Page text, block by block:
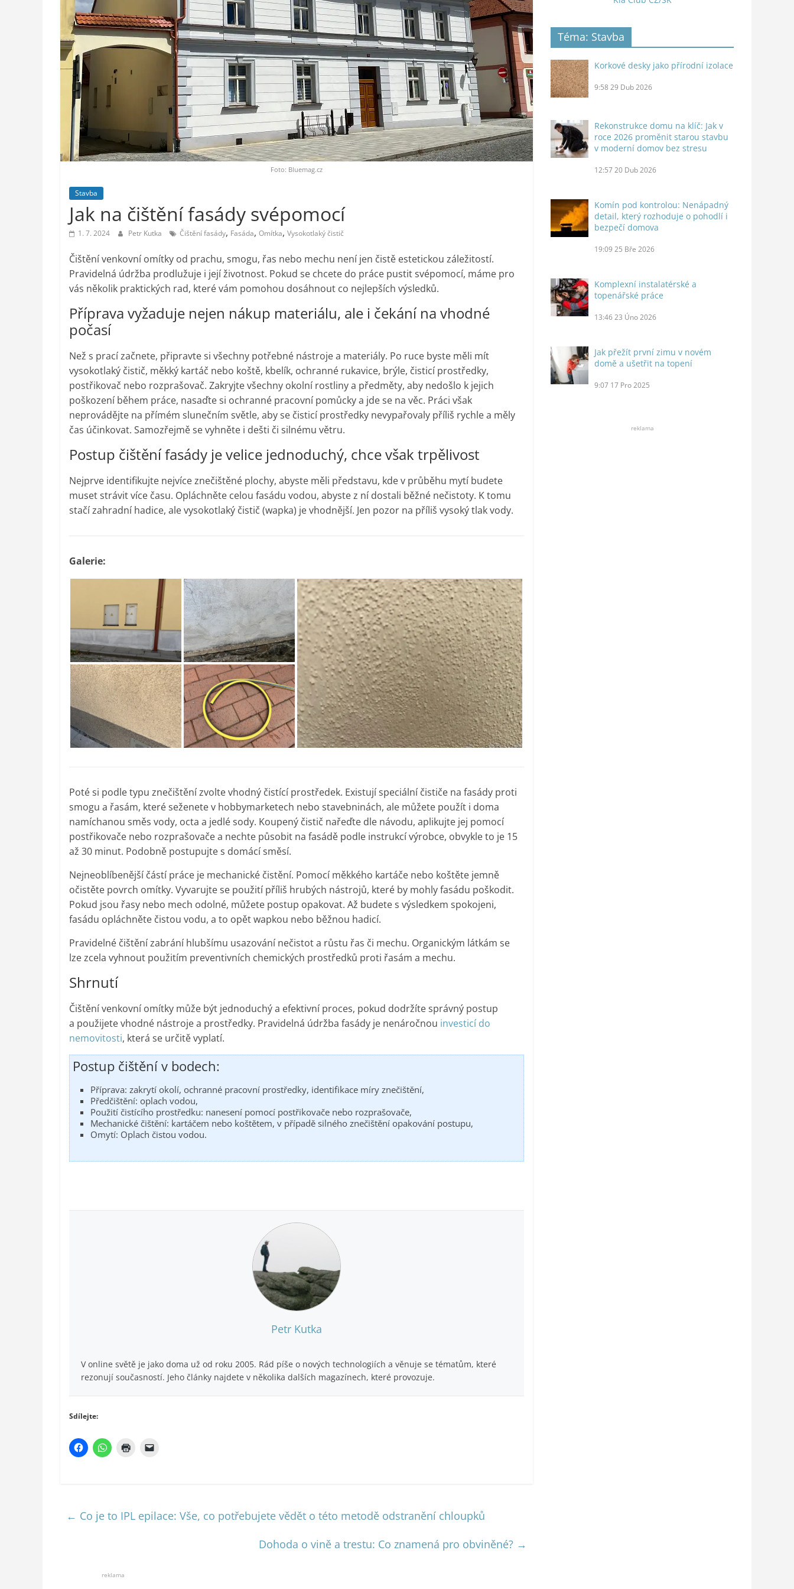
styl,
auto-
moto,
vesmír
Foto: Bluemag.cz
Stavba
Jak na čištění fasády svépomocí
1. 7. 2024 Petr Kutka Čištění fasády, Fasáda, Omítka, Vysokotlaký čistič
Čištění venkovní omítky od prachu, smogu, řas nebo mechu není jen čistě estetickou záležitostí.
Pravidelná údržba prodlužuje i její životnost. Pokud se chcete do práce pustit svépomocí, máme pro
vás několik praktických rad, které vám pomohou dosáhnout co nejlepších výsledků.
Příprava vyžaduje nejen nákup materiálu, ale i čekání na vhodné
počasí
Než s prací začnete, připravte si všechny potřebné nástroje a materiály. Po ruce byste měli mít
vysokotlaký čistič, měkký kartáč nebo koště, kbelík, ochranné rukavice, brýle, čisticí prostředky,
postřikovač nebo rozprašovač. Zakryjte všechny okolní rostliny a předměty, aby nedošlo k jejich
poškození během práce, nasaďte si ochranné pracovní pomůcky a jde se na věc. Práci však
neprovádějte na přímém slunečním světle, aby se čisticí prostředky nevypařovaly příliš rychle a měly
čas účinkovat. Samozřejmě se vyhněte i dešti či silnému větru.
Postup čištění fasády je velice jednoduchý, chce však trpělivost
Nejprve identifikujte nejvíce znečištěné plochy, abyste měli představu, kde v průběhu mytí budete
muset strávit více času. Opláchněte celou fasádu vodou, abyste z ní dostali běžné nečistoty. K tomu
stačí zahradní hadice, ale vysokotlaký čistič (wapka) je vhodnější. Jen pozor na příliš vysoký tlak vody.
Galerie:
Poté si podle typu znečištění zvolte vhodný čistící prostředek. Existují speciální čističe na fasády proti
smogu a řasám, které seženete v hobbymarketech nebo stavebninách, ale můžete použít i doma
namíchanou směs vody, octa a jedlé sody. Koupený čistič nařeďte dle návodu, aplikujte jej pomocí
postřikovače nebo rozprašovače a nechte působit na fasádě podle instrukcí výrobce, obvykle to je 15
až 30 minut. Podobně postupujte s domácí směsí.
Nejneoblíbenější částí práce je mechanické čistění. Pomocí měkkého kartáče nebo koštěte jemně
očistěte povrch omítky. Vyvarujte se použití příliš hrubých nástrojů, které by mohly fasádu poškodit.
Pokud jsou řasy nebo mech odolné, můžete postup opakovat. Až budete s výsledkem spokojeni,
fasádu opláchněte čistou vodu, a to opět wapkou nebo běžnou hadicí.
Pravidelné čištění zabrání hlubšímu usazování nečistot a růstu řas či mechu. Organickým látkám se
lze zcela vyhnout použitím preventivních chemických prostředků proti řasám a mechu.
Shrnutí
Čištění venkovní omítky může být jednoduchý a efektivní proces, pokud dodržíte správný postup
a použijete vhodné nástroje a prostředky. Pravidelná údržba fasády je nenáročnou investicí do
nemovitosti, která se určitě vyplatí.
Postup čištění v bodech:
Příprava: zakrytí okolí, ochranné pracovní prostředky, identifikace míry znečištění,
Předčištění: oplach vodou,
Použití čistícího prostředku: nanesení pomocí postřikovače nebo rozprašovače,
Mechanické čištění: kartáčem nebo koštětem, v případě silného znečištění opakování postupu,
Omytí: Oplach čistou vodou.
Petr Kutka
V online světě je jako doma už od roku 2005. Rád píše o nových technologiích a věnuje se tématům, které
rezonují současností. Jeho články najdete v několika dalších magazínech, které provozuje.
Sdílejte:
← Co je to IPL epilace: Vše, co potřebujete vědět o této metodě odstranění chloupků
Dohoda o vině a trestu: Co znamená pro obviněné? →
Téma: Stavba
Korkové desky jako přírodní izolace
9:58 29 Dub 2026
Rekonstrukce domu na klíč: Jak v
roce 2026 proměnit starou stavbu
v moderní domov bez stresu
12:57 20 Dub 2026
Komín pod kontrolou: Nenápadný
detail, který rozhoduje o pohodlí i
bezpečí domova
19:09 25 Bře 2026
Komplexní instalatérské a
topenářské práce
13:46 23 Úno 2026
Jak přežít první zimu v novém
domě a ušetřit na topení
9:07 17 Pro 2025
reklama
reklama